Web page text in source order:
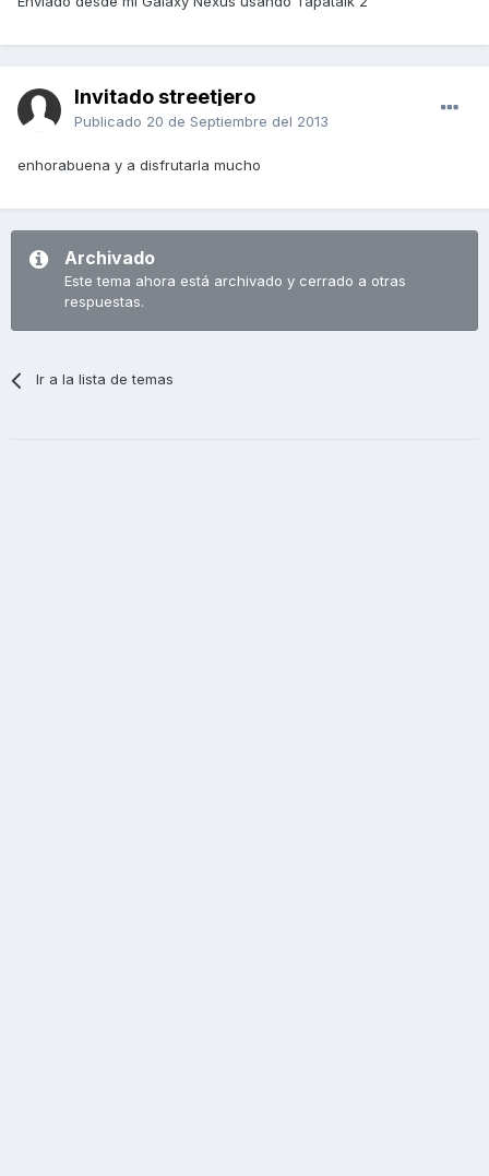
Invitado streetjero
Publicado 20 de Septiembre del 2013
enhorabuena y a disfrutarla mucho
Archivado
Este tema ahora está archivado y cerrado a otras
respuestas.
Ir a la lista de temas